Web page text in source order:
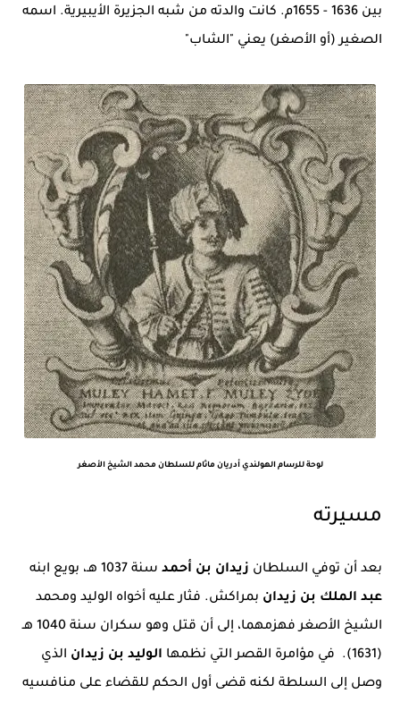
بين 1636 - 1655م. كانت والدته من شبه الجزيرة الأيبيرية. اسمه
الصغير (أو الأصغر) يعني "الشاب"
لوحة للرسام الهولندي أدريان ماثام للسلطان محمد الشيخ الأصغر
مسيرته
بعد أن توفي السلطان زيدان بن أحمد سنة 1037 هـ، بويع ابنه
عبد الملك بن زيدان بمراكش. فثار عليه أخواه الوليد ومحمد
الشيخ الأصغر فهزمهما، إلى أن قتل وهو سكران سنة 1040 هـ
(1631). في مؤامرة القصر التي نظمها
الوليد بن زيدان الذي
وصل إلى السلطة لكنه قضى أول الحكم للقضاء على منافسيه